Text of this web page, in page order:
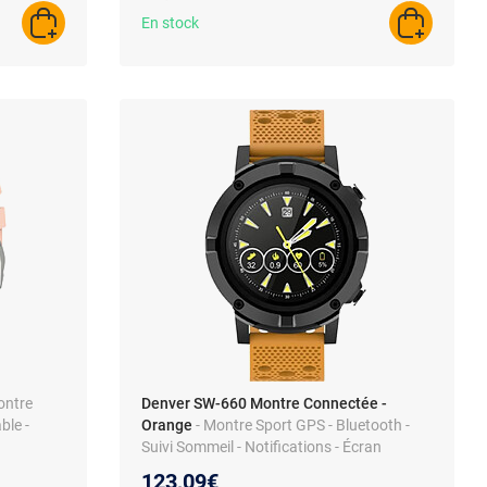
AJOUTER AU PANIER
En stock
AJOUTER
-
Denver SW-660 Montre Connectée -
Orange - Montre Sport GPS - Bluetooth -
Suivi Sommeil - Notifications - Écran